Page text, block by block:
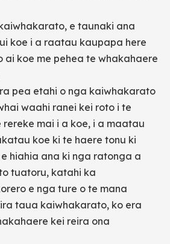
e taunaki ana
koe i a raatau kaupapa here
ai koe me pehea te whakahaere
pea etahi o nga kaiwhakarato
waahi ranei kei roto i te
mai i a koe, i a maatau
koe ki te haere tonu ki
hiahia ana ki nga ratonga a
tuatoru, katahi ka
e nga ture o te mana
taua kaiwhakarato, ko era
kei reira ona